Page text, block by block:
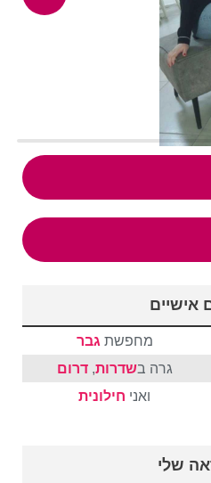
אישיים
מחפשת גבר
גרה בשדרות,דרום
ואני חילונית
שלי